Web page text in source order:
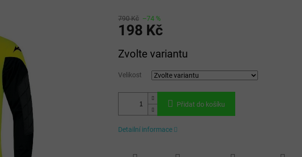
790 Kč –74 %
198 Kč
cena:
Zvolte variantu
Velikost
Přidat do košíku
Detailní informace